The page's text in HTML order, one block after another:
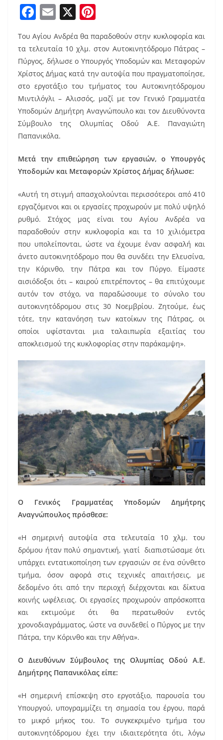
F
a
c
e
b
o
o
k
E
m
ai
l
X
nt
er
e
st
Του Αγίου Ανδρέα θα παραδοθούν στην κυκλοφορία και
τα τελευταία 10 χλμ. στον Αυτοκινητόδρομο Πάτρας –
Πύργος, δήλωσε ο Υπουργός Υποδομών και Μεταφορών
Χρίστος Δήμας κατά την αυτοψία που πραγματοποίησε,
στο εργοτάξιο του τμήματος του Αυτοκινητόδρομου
Μιντιλόγλι – Αλισσός, μαζί με τον Γενικό Γραμματέα
Υποδομών Δημήτρη Αναγνώπουλο και τον Διευθύνοντα
Σύμβουλο της Ολυμπίας Οδού Α.Ε. Παναγιώτη
Παπανικόλα.
Μετά την επιθεώρηση των εργασιών, ο Υπουργός
Υποδομών και Μεταφορών Χρίστος Δήμας δήλωσε:
«Αυτή τη στιγμή απασχολούνται περισσότεροι από 410
εργαζόμενοι και οι εργασίες προχωρούν με πολύ υψηλό
ρυθμό. Στόχος μας είναι του Αγίου Ανδρέα να
παραδοθούν στην κυκλοφορία και τα 10 χιλιόμετρα
που υπολείπονται, ώστε να έχουμε έναν ασφαλή και
άνετο αυτοκινητόδρομο που θα συνδέει την Ελευσίνα,
την Κόρινθο, την Πάτρα και τον Πύργο. Είμαστε
αισιόδοξοι ότι – καιρού επιτρέποντος – θα επιτύχουμε
αυτόν τον στόχο, να παραδώσουμε το σύνολο του
αυτοκινητόδρομου στις 30 Νοεμβρίου. Ζητούμε, έως
τότε, την κατανόηση των κατοίκων της Πάτρας, οι
οποίοι υφίστανται μια ταλαιπωρία εξαιτίας του
αποκλεισμού της κυκλοφορίας στην παράκαμψη».
Ο Γενικός Γραμματέας Υποδομών Δημήτρης
Αναγνώπουλος πρόσθεσε:
«Η σημερινή αυτοψία στα τελευταία 10 χλμ. του
δρόμου ήταν πολύ σημαντική, γιατί διαπιστώσαμε ότι
υπάρχει εντατικοποίηση των εργασιών σε ένα σύνθετο
τμήμα, όσον αφορά στις τεχνικές απαιτήσεις, με
δεδομένο ότι από την περιοχή διέρχονται και δίκτυα
κοινής ωφέλειας. Οι εργασίες προχωρούν απρόσκοπτα
και εκτιμούμε ότι θα περατωθούν εντός
χρονοδιαγράμματος, ώστε να συνδεθεί ο Πύργος με την
Πάτρα, την Κόρινθο και την Αθήνα».
Ο Διευθύνων Σύμβουλος της Ολυμπίας Οδού Α.Ε.
Δημήτρης Παπανικόλας είπε:
«Η σημερινή επίσκεψη στο εργοτάξιο, παρουσία του
Υπουργού, υπογραμμίζει τη σημασία του έργου, παρά
το μικρό μήκος του. Το συγκεκριμένο τμήμα του
αυτοκινητόδρομου έχει την ιδιαιτερότητα ότι, λόγω